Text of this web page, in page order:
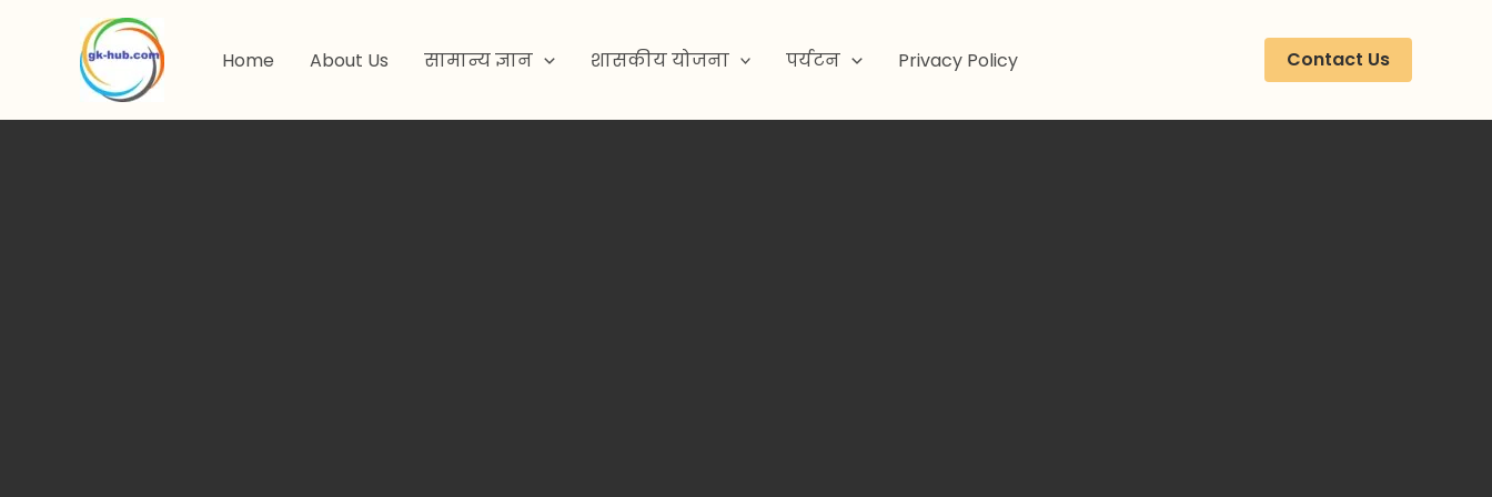
Home About Us सामान्य ज्ञान शासकीय योजना पर्यटन Privacy Policy Contact Us